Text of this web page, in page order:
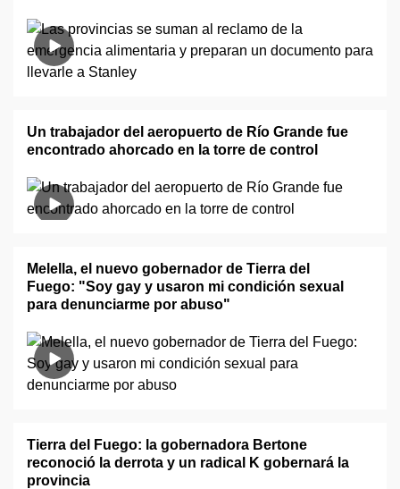
Un trabajador del aeropuerto de Río Grande fue
encontrado ahorcado en la torre de control
Melella, el nuevo gobernador de Tierra del
Fuego: "Soy gay y usaron mi condición sexual
para denunciarme por abuso"
Tierra del Fuego: la gobernadora Bertone
reconoció la derrota y un radical K gobernará la
provincia